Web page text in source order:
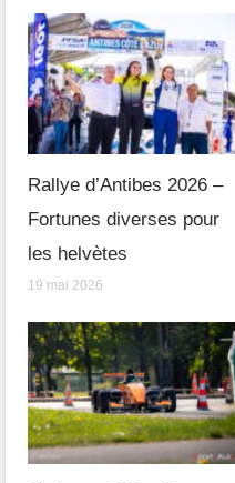
Rallye d’Antibes 2026 –
Fortunes diverses pour
les helvètes
19 mai 2026